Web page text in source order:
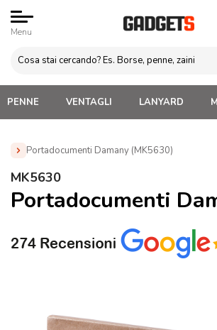
Menu
PENNE VENTAGLI LANYARD
Portadocumenti Damany (MK5630)
Home »
MK5630
Portadocumenti